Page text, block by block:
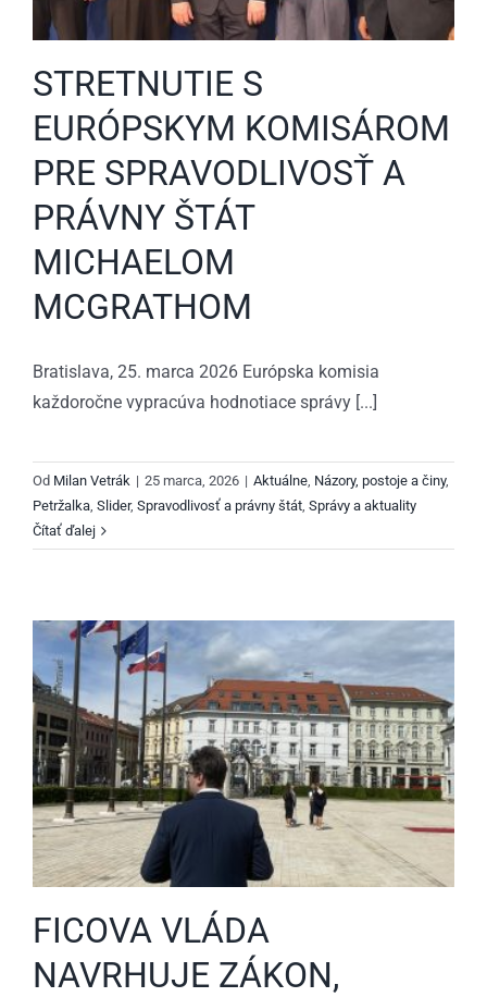
STRETNUTIE S
EURÓPSKYM KOMISÁROM
PRE SPRAVODLIVOSŤ A
PRÁVNY ŠTÁT
MICHAELOM
MCGRATHOM
Bratislava, 25. marca 2026 Európska komisia
každoročne vypracúva hodnotiace správy [...]
Od Milan Vetrák | 25 marca, 2026 | Aktuálne Názory, postoje a činy,
Petržalka Slider, Spravodlivosť a právny štát Správy a aktuality
Čítať ďalej
FICOVA VLÁDA
NAVRHUJE ZÁKON,